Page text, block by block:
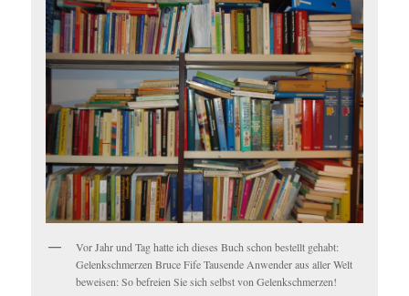
Vor Jahr und Tag hatte ich dieses Buch schon bestellt gehabt:
Gelenkschmerzen Bruce Fife Tausende Anwender aus aller Welt
beweisen: So befreien Sie sich selbst von Gelenkschmerzen!